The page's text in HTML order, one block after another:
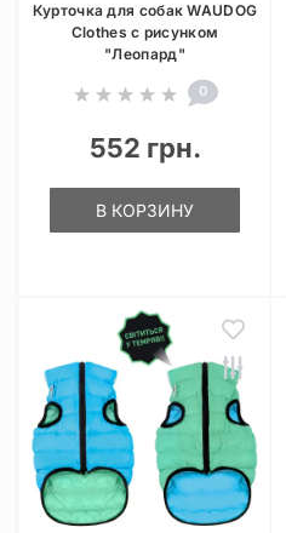
Курточка для собак WAUDOG
Clothes с рисунком
"Леопард"
0
552 грн.
В КОРЗИНУ